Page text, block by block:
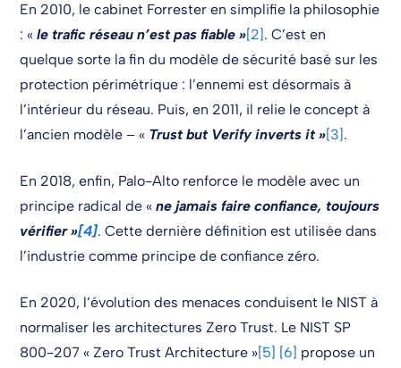
En 2010, le cabinet Forrester en simplifie la philosophie
: «le trafic réseau n’est pas fiable »[2] . C’est en
quelque sorte la fin du modèle de sécurité basé sur les
protection périmétrique : l’ennemi est désormais à
l’intérieur du réseau. Puis, en 2011, il relie le concept à
l’ancien modèle – « Trust but Verify inverts it »[3] .
En 2018, enfin, Palo-Alto renforce le modèle avec un
principe radical de «ne jamais faire confiance, toujours
vérifier »[4]. Cette dernière définition est utilisée dans
l’industrie comme principe de confiance zéro.
En 2020, l’évolution des menaces conduisent le NIST à
normaliser les architectures Zero Trust. Le NIST SP
800-207 « Zero Trust Architecture »[5] [6] propose un